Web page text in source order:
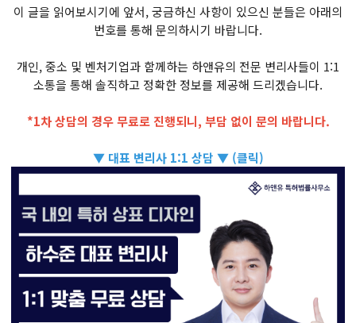
이 글을 읽어보시기에 앞서, 궁금하신 사항이 있으신 분들은 아래의
번호를 통해 문의하시기 바랍니다.
개인, 중소 및 벤처기업과 함께하는 하앤유의 전문 변리사들이 1:1
소통을 통해 솔직하고 정확한 정보를 제공해 드리겠습니다.
*1차 상담의 경우 무료로 진행되니, 부담 없이 문의 바랍니다.
▼ 대표 변리사 1:1 상담 ▼ (클릭)